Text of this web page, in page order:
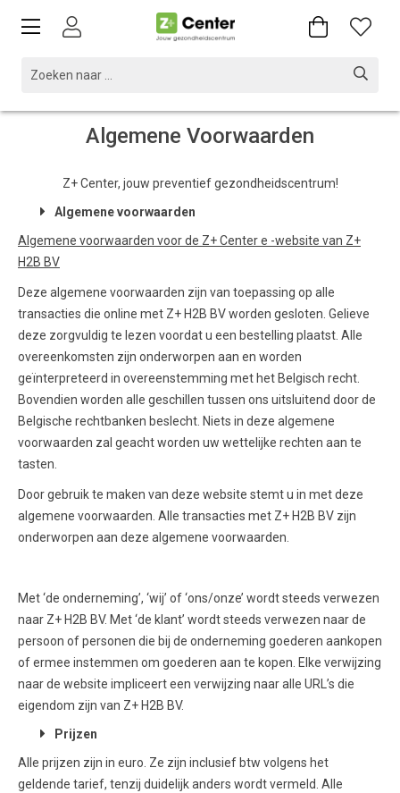
Algemene Voorwaarden
Z+ Center, jouw preventief gezondheidscentrum!
Algemene voorwaarden
Algemene voorwaarden voor de Z+ Center e -website van Z+
H2B BV
Deze algemene voorwaarden zijn van toepassing op alle
transacties die online met Z+ H2B BV worden gesloten. Gelieve
deze zorgvuldig te lezen voordat u een bestelling plaatst. Alle
overeenkomsten zijn onderworpen aan en worden
geïnterpreteerd in overeenstemming met het Belgisch recht.
Bovendien worden alle geschillen tussen ons uitsluitend door de
Belgische rechtbanken beslecht. Niets in deze algemene
voorwaarden zal geacht worden uw wettelijke rechten aan te
tasten.
Door gebruik te maken van deze website stemt u in met deze
algemene voorwaarden. Alle transacties met Z+ H2B BV zijn
onderworpen aan deze algemene voorwaarden.
Met ‘de onderneming’, ‘wij’ of ‘ons/onze’ wordt steeds verwezen
naar Z+ H2B BV. Met ‘de klant’ wordt steeds verwezen naar de
persoon of personen die bij de onderneming goederen aankopen
of ermee instemmen om goederen aan te kopen. Elke verwijzing
naar de website impliceert een verwijzing naar alle URL’s die
eigendom zijn van Z+ H2B BV.
Prijzen
Alle prijzen zijn in euro. Ze zijn inclusief btw volgens het
geldende tarief, tenzij duidelijk anders wordt vermeld. Alle